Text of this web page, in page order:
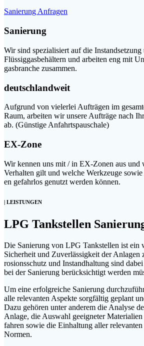
Sanie­rung Anfragen
Sanierung
Wir sind spe­zia­li­siert auf die
Flüs­sig­gas­be­häl­tern und arbei­ten eng mit
gas­bran­che zusammen.
deutschlandweit
Auf­grund von vie­ler­lei Auf­trä­gen im
Raum, arbei­ten wir unse­re Auf­trä­ge nach
ab. (Güns­ti­ge Anfahrtspauschale)
EX-Zone
Wir ken­nen uns mit / in EX-Zonen aus und
Ver­hal­ten gilt und wel­che Werk­zeu­ge
en gefahr­los genutzt wer­den können.
| LEISTUNGEN
LPG Tank­stel­len
Die Sanie­rung von LPG Tank­stel­len ist ein
Sicher­heit und Zuver­läs­sig­keit der
ro­si­ons­schutz und Instand­hal­tung sind
bei der Sanie­rung berück­sich­tigt wer­den
Um eine erfolg­rei­che Sanie­rung
alle rele­van­ten Aspek­te sorg­fäl­tig geplant
Dazu gehö­ren unter ande­rem die Ana­ly­se
Anla­ge, die Aus­wahl geeig­ne­ter
fah­ren sowie die Ein­hal­tung aller
Normen.